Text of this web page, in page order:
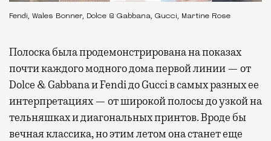
Fendi, Wales Bonner, Dolce & Gabbana, Gucci, Martine Rose
Полоска была продемонстрирована на показах
почти каждого модного дома первой линии — от
Dolce & Gabbana и Fendi до Gucci в самых разных ее
интерпретациях — от широкой полосы до узкой на
тельняшках и диагональных принтов. Вроде бы
вечная классика, но этим летом она станет еще